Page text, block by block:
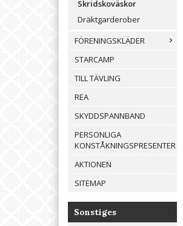
Skridskoväskor
Dräktgarderober
FÖRENINGSKLÄDER
STARCAMP
TILL TÄVLING
REA
SKYDDSPANNBAND
PERSONLIGA
KONSTÅKNINGSPRESENTER
AKTIONEN
SITEMAP
Sonstiges